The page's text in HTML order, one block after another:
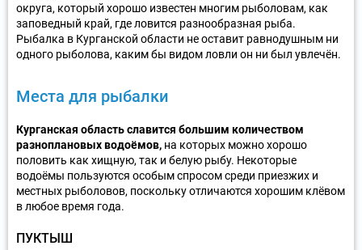
округа, который хорошо известен многим рыболовам, как
заповедный край, где ловится разнообразная рыба.
Рыбалка в Курганской области не оставит равнодушным ни
одного рыболова, каким бы видом ловли он ни был увлечён.
Места для рыбалки
Курганская область славится большим количеством
разноплановых водоёмов, на которых можно хорошо
половить как хищную, так и белую рыбу. Некоторые
водоёмы пользуются особым спросом среди приезжих и
местных рыболовов, поскольку отличаются хорошим клёвом
в любое время года.
ПУКТЫШ